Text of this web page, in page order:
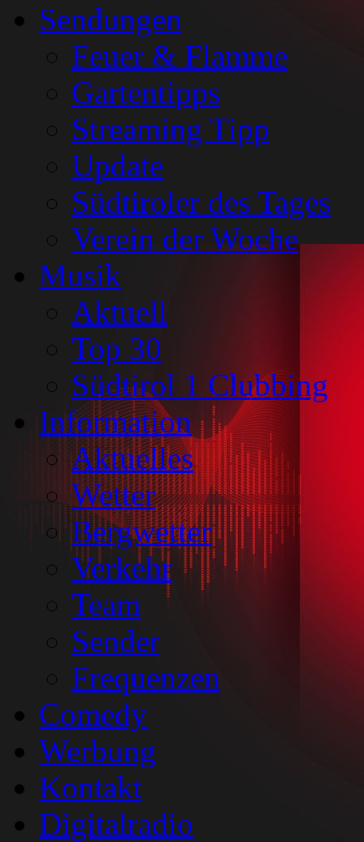
Sendungen
Feuer & Flamme
Gartentipps
Streaming Tipp
Update
Südtiroler des Tages
Verein der Woche
Musik
Aktuell
Top 30
Südtirol 1 Clubbing
Information
Aktuelles
Wetter
Bergwetter
Verkehr
Team
Sender
Frequenzen
Comedy
Werbung
Kontakt
Digitalradio